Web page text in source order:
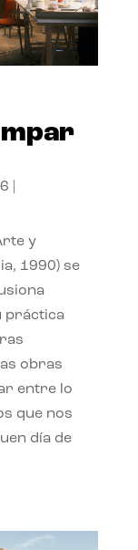
y
1990) se
práctica
obras
entre lo
que nos
día de